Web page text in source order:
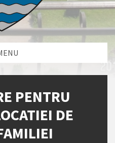
PENTRU
DE